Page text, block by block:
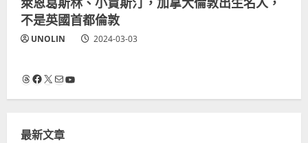
不是英國首都倫敦
UNOLIN 2024-03-03
Threads
Facebook
X 電子郵件YouTube
最新文章